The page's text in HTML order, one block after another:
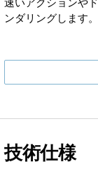
速いアクションや
ンダリングします
技術仕様